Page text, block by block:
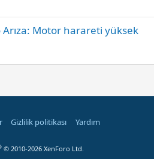
Motor harareti yüksek
Gizlilik politikası
Yardım
© 2010-2026 XenForo Ltd.